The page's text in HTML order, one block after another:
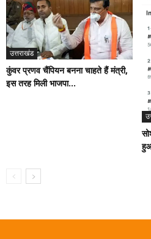
उत्तराखंड
कुंवर प्रणव चैंपियन बनना चाहते हैं मंत्री,
इस तरह मिली भाजपा...